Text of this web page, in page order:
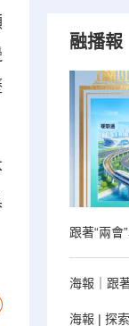
融播報
跟著“兩會
海報｜跟
海報 | 探